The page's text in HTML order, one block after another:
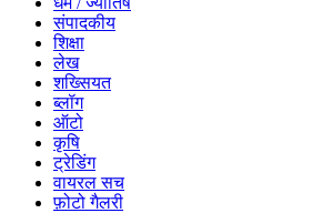
संपादकीय
शिक्षा
लेख
शख्सियत
ब्लॉग
ऑटो
कृषि
ट्रेडिंग
वायरल सच
फ़ोटो गैलरी